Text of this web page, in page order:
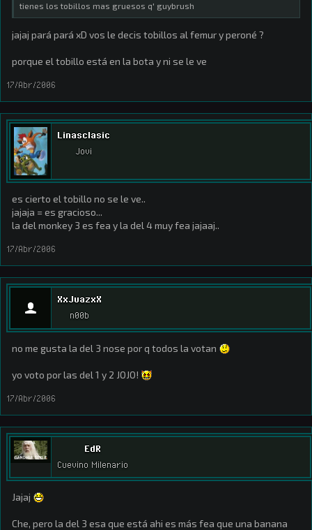
tienes los tobillos mas gruesos q' guybrush
jajaj pará pará xD vos le decis tobillos al femur y peroné ?
porque el tobillo está en la bota y ni se le ve
17/Abr/2006
Linasclasic
Jovi
es cierto el tobillo no se le ve..
jajaja = es gracioso...
la del monkey 3 es fea y la del 4 muy fea jajaaj..
17/Abr/2006
XxJuazxX
n00b
no me gusta la del 3 nose por q todos la votan
yo voto por las del 1 y 2 JOJO!
17/Abr/2006
EdR
Cuevino Milenario
Jajaj
Che, pero la del 3 esa que está ahi es más fea que una banana